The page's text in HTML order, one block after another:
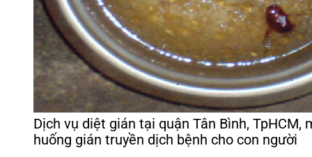
Dịch vụ diệt gián tại quận Tân Bình, TpHCM,
huống gián truyền dịch bệnh cho con người